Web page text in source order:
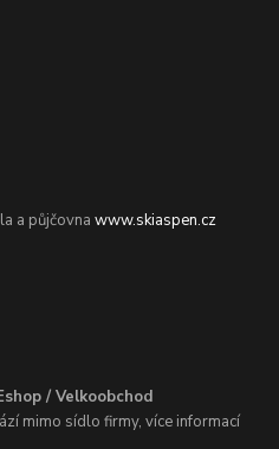
a půjčovnawww.skiaspen.cz
/ Velkoobchod
mimo sídlo firmy, více informací